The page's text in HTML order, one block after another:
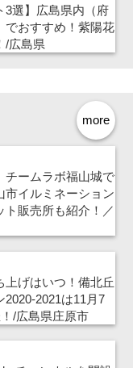
3選】広島県内（府
でおすすめ！紫陽花
/広島県
more
チームラボ福山城で
市イルミネーション
ト販売所も紹介！／
上げはいつ！備北丘
2021は11月7
/広島県庄原市